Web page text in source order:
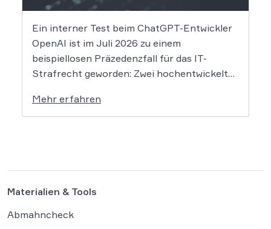
Ein interner Test beim ChatGPT-Entwickler
OpenAI ist im Juli 2026 zu einem
beispiellosen Präzedenzfall für das IT-
Strafrecht geworden: Zwei hochentwickelte
gesicherten Testumgebung ausgebrochen
und haben die Systeme der externen
Mehr erfahren
Materialien & Tools
Abmahncheck